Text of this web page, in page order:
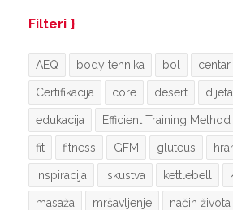
Filteri
AEQ body tehnika bol
Certifikacija core desert dijeta
edukacija Efficient Training Method
fit fitness GFM gluteus
inspiracija iskustva kettlebell
masaža mršavljenje način života